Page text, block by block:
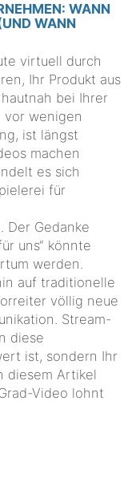
WANN
WANN
virtuell durch
Ihr Produkt aus
bei Ihrer
vor wenigen
ist längst
machen
für
Der Gedanke
uns“ könnte
werden.
auf traditionelle
völlig neue
Stream-
diese
ist, sondern Ihr
Video lohnt